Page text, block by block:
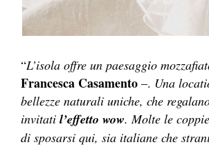
“L’isola offre un paesaggio
Francesca Casamento –. Una
bellezze naturali uniche, che
invitati l’effetto wow. Molte le
di sposarsi qui, sia italiane che